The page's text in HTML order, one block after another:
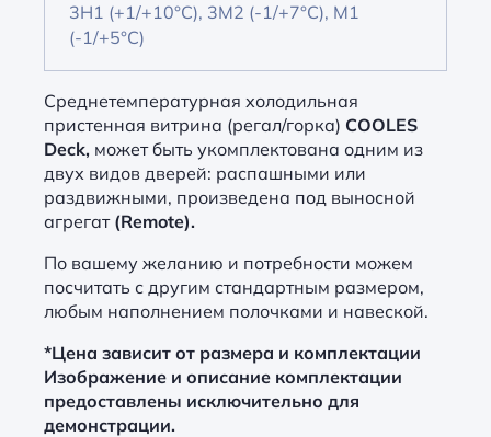
3H1 (+1/+10°C), 3M2 (-1/+7°C), M1
(-1/+5°C)
Среднетемпературная холодильная
пристенная витрина (регал/горка) COOLES
Deck, может быть укомплектована одним из
двух видов дверей: распашными или
раздвижными, произведена под выносной
агрегат(Remote).
По вашему желанию и потребности можем
посчитать с другим стандартным размером,
любым наполнением полочками и навеской.
*Цена зависит от размера и комплектации
Изображение и описание комплектации
предоставлены исключительно для
демонстрации.